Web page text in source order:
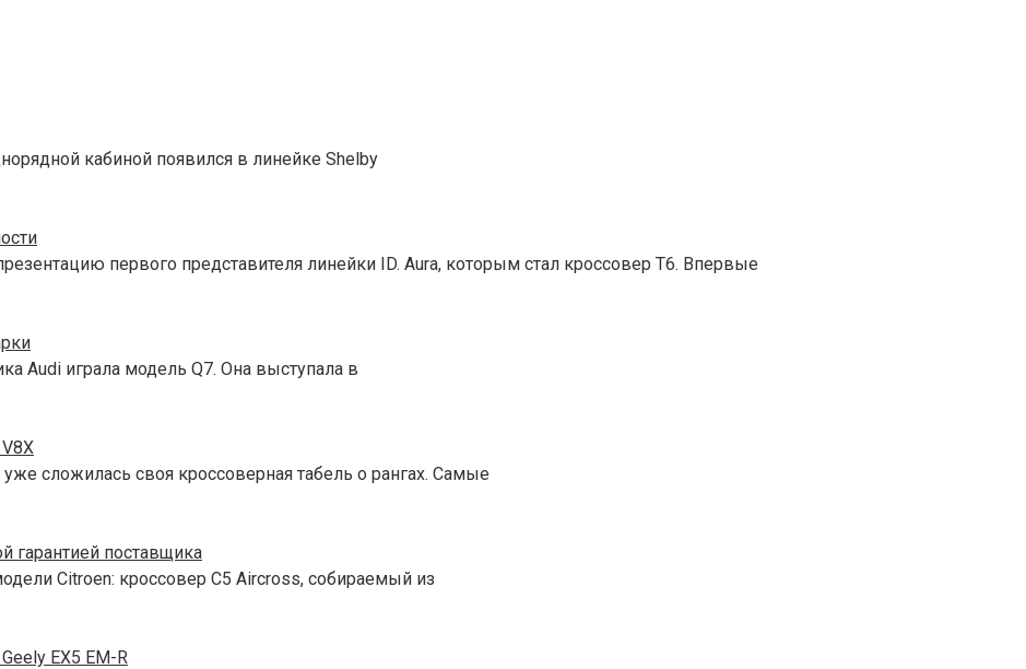
кабиной появился в линейке Shelby
первого представителя линейки ID. Aura, которым стал кроссовер T6. Впервые
Audi играла модель Q7. Она выступала в
сложилась своя кроссоверная табель о рангах. Самые
гарантией поставщика
Citroen: кроссовер C5 Aircross, собираемый из
EX5 EM-R